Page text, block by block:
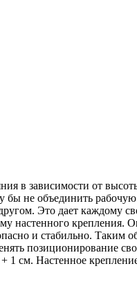
в зависимости от
бы не объединить
Это дает каждому
настенного крепления.
и стабильно. Таким
позиционирование
Настенное